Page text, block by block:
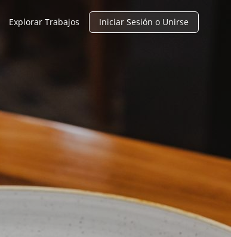
Explorar Trabajos Iniciar Sesión o Unirse